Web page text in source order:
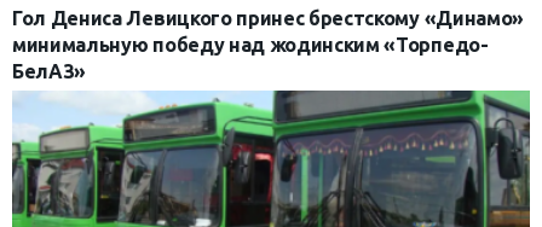
Гол Дениса Левицкого принес брестскому «Динамо»
минимальную победу над жодинским «Торпедо-
БелАЗ»